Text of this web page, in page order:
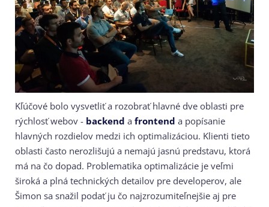
Kľúčové bolo vysvetliť a rozobrať hlavné dve oblasti pre
rýchlosť webov - backend a frontend a popísanie
hlavných rozdielov medzi ich optimalizáciou. Klienti tieto
oblasti často nerozlišujú a nemajú jasnú predstavu, ktorá
má na čo dopad. Problematika optimalizácie je veľmi
široká a plná technických detailov pre developerov, ale
Šimon sa snažil podať ju čo najzrozumiteľnejšie aj pre